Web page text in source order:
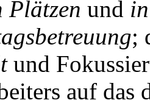
Plätzen und
;
und
auf das